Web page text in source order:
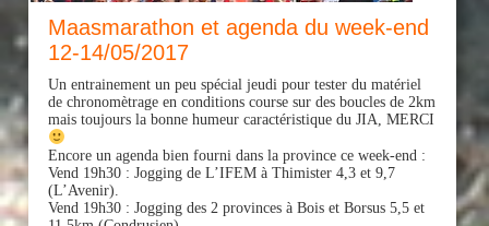
Maasmarathon et agenda du week-end
12-14/05/2017
Un entrainement un peu spécial jeudi pour tester du matériel
de chronomètrage en conditions course sur des boucles de 2km
mais toujours la bonne humeur caractéristique du JIA, MERCI
Encore un agenda bien fourni dans la province ce week-end :
Vend 19h30 : Jogging de L’IFEM à Thimister 4,3 et 9,7
(L’Avenir).
Vend 19h30 : Jogging des 2 provinces à Bois et Borsus 5,5 et